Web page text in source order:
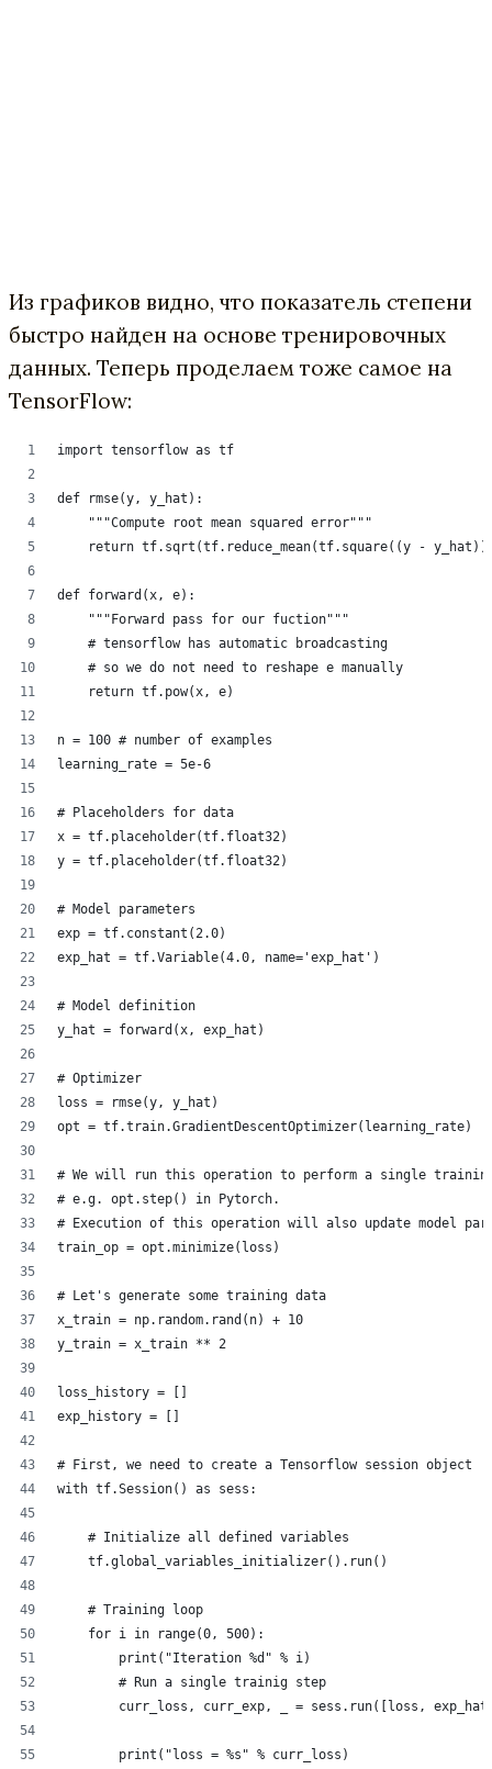
Из графиков видно, что показатель степени
быстро найден на основе тренировочных
данных. Теперь проделаем тоже самое на
TensorFlow:
import tensorflow as tf
def rmse(y, y_hat):
    """Compute root mean squared error"""
return tf.sqrt(tf.reduce_mean(tf.square((y -
def forward(x, e):
    """Forward pass for our fuction"""
    # tensorflow has automatic broadcasting
    # so we do not need to reshape e manually
    return tf.pow(x, e)
n = 100 # number of examples
learning_rate = 5e-6
# Placeholders for data
x = tf.placeholder(tf.float32)
y = tf.placeholder(tf.float32)
# Model parameters
exp = tf.constant(2.0)
exp_hat = tf.Variable(4.0, name='exp_hat')
# Model definition
y_hat = forward(x, exp_hat)
# Optimizer
loss = rmse(y, y_hat)
opt = tf.train.GradientDescentOptimizer(learning_rate)
# We will run this operation to perform a single
# e.g. opt.step() in Pytorch.
# Execution of this operation will also update model
train_op = opt.minimize(loss)
# Let's generate some training data
x_train = np.random.rand(n) + 10
y_train = x_train ** 2
loss_history = []
exp_history = []
# First, we need to create a Tensorflow session object
with tf.Session() as sess:
    # Initialize all defined variables
    tf.global_variables_initializer().run()
    # Training loop
    for i in range(0, 500):
        print("Iteration %d" % i)
        # Run a single trainig step
curr_loss, curr_exp, _ = sess.run([loss,
        print("loss = %s" % curr_loss)